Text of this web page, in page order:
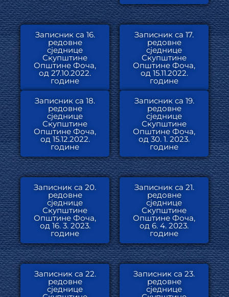
Записник са 16.
редовне
сједнице
Скупштине
Општине Фоча,
од 27.10.2022.
године
Записник са 18.
редовне
сједнице
Скупштине
Општине Фоча,
од 15.12.2022.
године
Записник са 17.
редовне
сједнице
Скупштине
Општине Фоча,
од 15.11.2022.
године
Записник са 19.
редовне
сједнице
Скупштине
Општине Фоча,
од 30. 1. 2023.
године
Записник са 20.
редовне
сједнице
Скупштине
Општине Фоча,
од 16. 3. 2023.
године
Записник са 21.
редовне
сједнице
Скупштине
Општине Фоча,
од 6. 4. 2023.
године
Записник са 22.
редовне
сједнице
Записник са 23.
редовне
сједнице